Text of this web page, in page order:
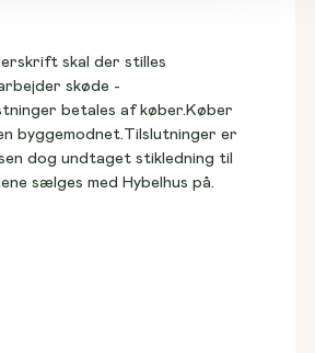
skal der stilles
skøde -
betales af køber.Køber
byggemodnet.Tilslutninger er
dog undtaget stikledning til
sælges med Hybelhus på.